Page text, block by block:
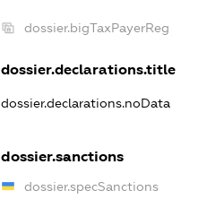
dossier.bigTaxPayerReg
dossier.declarations.title
dossier.declarations.noData
dossier.sanctions
dossier.specSanctions